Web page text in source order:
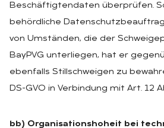
Beschäftigtendaten überprüfen.
behördliche
von Umständen, die der
BayPVG unterliegen, hat er
ebenfalls Stillschweigen zu
DS-GVO in Verbindung mit Art. 12
bb) Organisationshoheit bei